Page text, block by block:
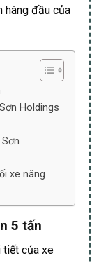
hàng đầu của
Holdings
xe nâng
5 tấn
tiết của xe